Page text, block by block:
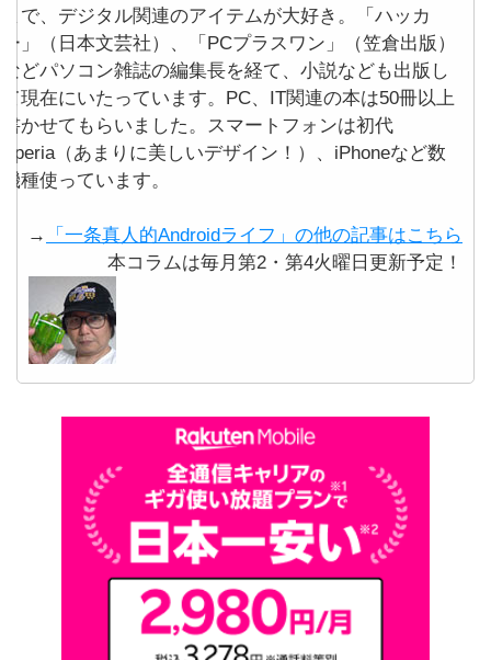
まで、デジタル関連のアイテムが大好き。「ハッカ
ー」（日本文芸社）、「PCプラスワン」（笠倉出版）
などパソコン雑誌の編集長を経て、小説なども出版し
て現在にいたっています。PC、IT関連の本は50冊以上
書かせてもらいました。スマートフォンは初代
Xperia（あまりに美しいデザイン！）、iPhoneなど数
機種使っています。
→
「一条真人的Androidライフ」の他の記事はこちら
本コラムは毎月第2・第4火曜日更新予定！